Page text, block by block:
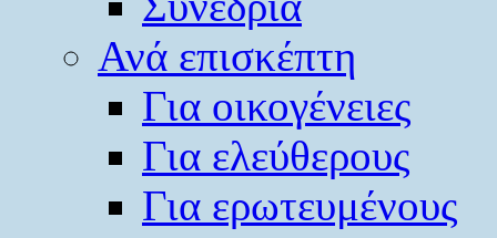
Ανά επισκέπτη
Για οικογένειες
Για ελεύθερους
Για ερωτευμένους